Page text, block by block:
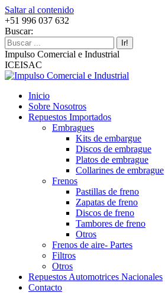
Saltar al contenido
+51 996 037 632
Buscar:
Impulso Comercial e Industrial
ICEISAC
Inicio
Sobre Nosotros
Repuestos Importados
Embragues
Kits de embargue
Discos de embrague
Platos de embrague
Collarines de embrague
Frenos
Pastillas de freno
Zapatas de freno
Discos de freno
Tambores de freno
Otros
Frenos de aire- Partes
Filtros
Otros
Repuestos Automotrices Nacionales
Contacto